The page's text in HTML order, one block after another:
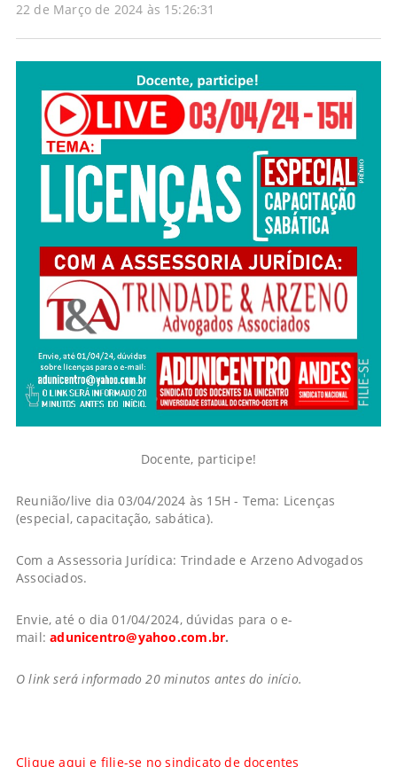
22 de Março de 2024 às 15:26:31
Docente, participe!
Reunião/live dia 03/04/2024 às 15H - Tema: Licenças
(especial, capacitação, sabática).
Com a Assessoria Jurídica: Trindade e Arzeno Advogados
Associados.
Envie, até o dia 01/04/2024, dúvidas para o e-
mail:adunicentro@yahoo.com.br.
O link será informado 20 minutos antes do início.
Clique aqui e filie-se no sindicato de docentes